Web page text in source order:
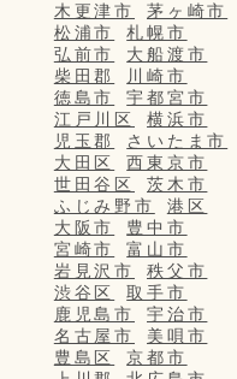
木更津市
茅ヶ崎市
松浦市
札幌市
弘前市
大船渡市
柴田郡
川崎市
徳島市
宇都宮市
江戸川区
横浜市
児玉郡
さいたま市
大田区
西東京市
世田谷区
茨木市
ふじみ野市
港区
大阪市
豊中市
宮崎市
富山市
岩見沢市
秩父市
渋谷区
取手市
鹿児島市
宇治市
名古屋市
美唄市
豊島区
京都市